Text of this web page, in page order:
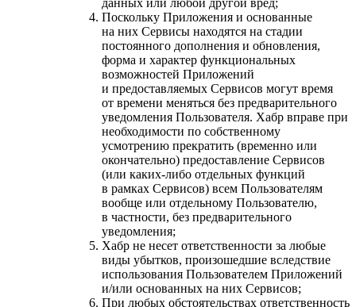
данных или любой другой вред;
Поскольку Приложения и основанные
на них Сервисы находятся на стадии
постоянного дополнения и обновления,
форма и характер функциональных
возможностей Приложений
и предоставляемых Сервисов могут время
от времени меняться без предварительного
уведомления Пользователя. Хабр вправе при
необходимости по собственному
усмотрению прекратить (временно или
окончательно) предоставление Сервисов
(или каких-либо отдельных функций
в рамках Сервисов) всем Пользователям
вообще или отдельному Пользователю,
в частности, без предварительного
уведомления;
Хабр не несет ответственности за любые
виды убытков, произошедшие вследствие
использования Пользователем Приложений
и/или основанных на них Сервисов;
При любых обстоятельствах ответственность